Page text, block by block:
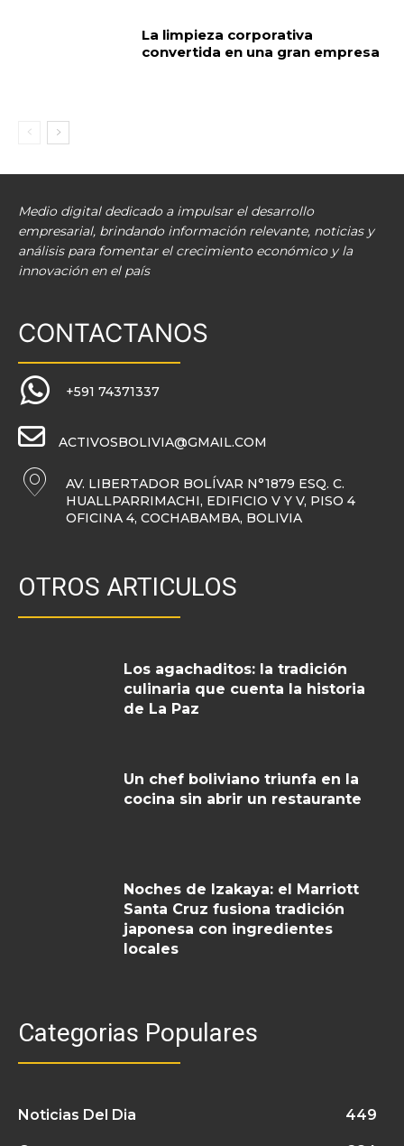
La limpieza corporativa
convertida en una gran empresa
Medio digital dedicado a impulsar el desarrollo
empresarial, brindando información relevante, noticias y
análisis para fomentar el crecimiento económico y la
innovación en el país
CONTACTANOS
+591 74371337
ACTIVOSBOLIVIA@GMAIL.COM
AV. LIBERTADOR BOLÍVAR N°1879 ESQ. C.
HUALLPARRIMACHI, EDIFICIO V Y V, PISO 4
OFICINA 4, COCHABAMBA, BOLIVIA
OTROS ARTICULOS
Los agachaditos: la tradición
culinaria que cuenta la historia
de La Paz
Un chef boliviano triunfa en la
cocina sin abrir un restaurante
Noches de Izakaya: el Marriott
Santa Cruz fusiona tradición
japonesa con ingredientes
locales
Categorias Populares
Noticias Del Dia 449